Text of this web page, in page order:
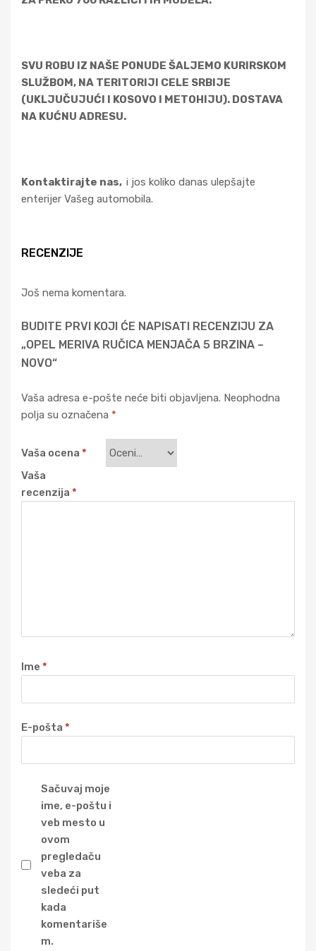
SVU ROBU IZ NAŠE PONUDE ŠALJEMO KURIRSKOM
SLUŽBOM, NA TERITORIJI CELE SRBIJE
(UKLJUČUJUĆI I KOSOVO I METOHIJU). DOSTAVA
NA KUĆNU ADRESU.
Kontaktirajte nas, i jos koliko danas ulepšajte
enterijer Vašeg automobila.
RECENZIJE
Još nema komentara.
BUDITE PRVI KOJI ĆE NAPISATI RECENZIJU ZA
„OPEL MERIVA RUČICA MENJAČA 5 BRZINA –
NOVO“
Vaša adresa e-pošte neće biti objavljena. Neophodna
polja su označena *
Vaša ocena *
Vaša
recenzija *
Ime *
E-pošta *
Sačuvaj moje
ime, e-poštu i
veb mesto u
ovom
pregledaču
veba za
sledeći put
kada
komentariše
m.